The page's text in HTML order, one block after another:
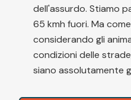
dell'assurdo. Stiamo
65 kmh fuori. Ma
considerando gli
condizioni delle
siano assolutamente